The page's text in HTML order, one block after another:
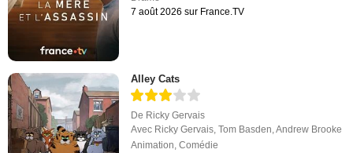
7 août 2026 sur France.TV
Alley Cats
De Ricky Gervais
Avec Ricky Gervais,Tom Basden,Andrew Brooke
Animation,Comédie